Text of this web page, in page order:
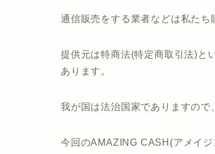
通信販売をする業者などは私たち
提供元は特商法(特定商取引法)と
あります。
我が国は法治国家でありますので
今回のAMAZING CASH(アメイジ